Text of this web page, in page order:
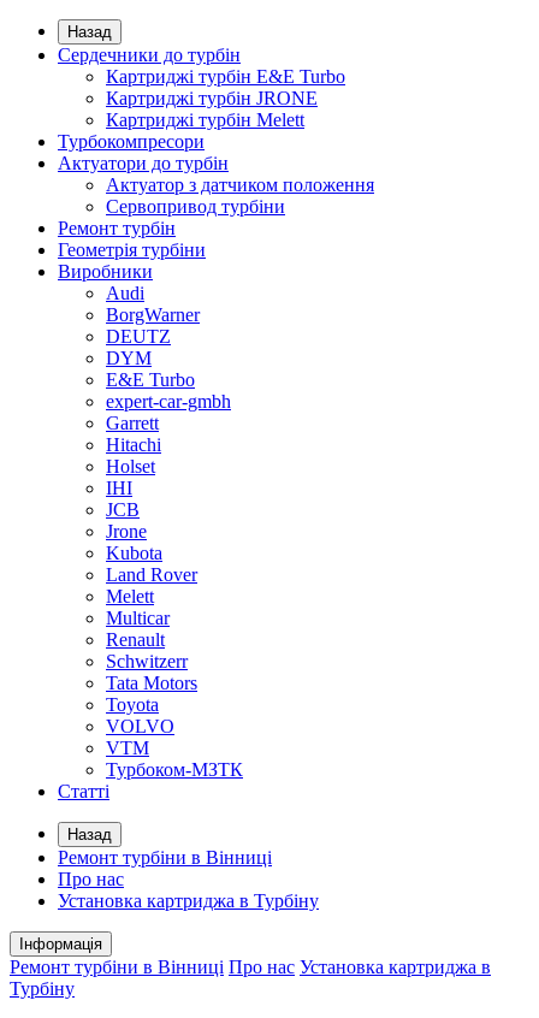
Назад
Сердечники до турбін
Картриджі турбін E&E Turbo
Картриджі турбін JRONE
Картриджі турбін Melett
Турбокомпресори
Актуатори до турбін
Актуатор з датчиком положення
Сервопривод турбіни
Ремонт турбін
Геометрія турбіни
Виробники
Audi
BorgWarner
DEUTZ
DYM
E&E Turbo
expert-car-gmbh
Garrett
Hitachi
Holset
IHI
JCB
Jrone
Kubota
Land Rover
Melett
Multicar
Renault
Schwitzerr
Tata Motors
Toyota
VOLVO
VTM
Турбоком-МЗТК
Статті
Назад
Ремонт турбіни в Вінниці
Про нас
Установка картриджа в Турбіну
Інформація
Ремонт турбіни в Вінниці Про нас Установка картриджа в
Турбіну